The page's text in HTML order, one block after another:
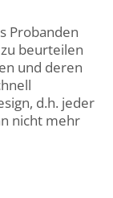
Probanden
beurteilen
und deren
d.h. jeder
nicht mehr